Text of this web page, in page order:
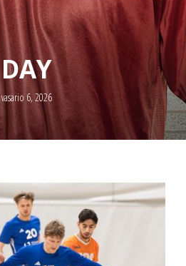
DAY
vasario 6, 2026